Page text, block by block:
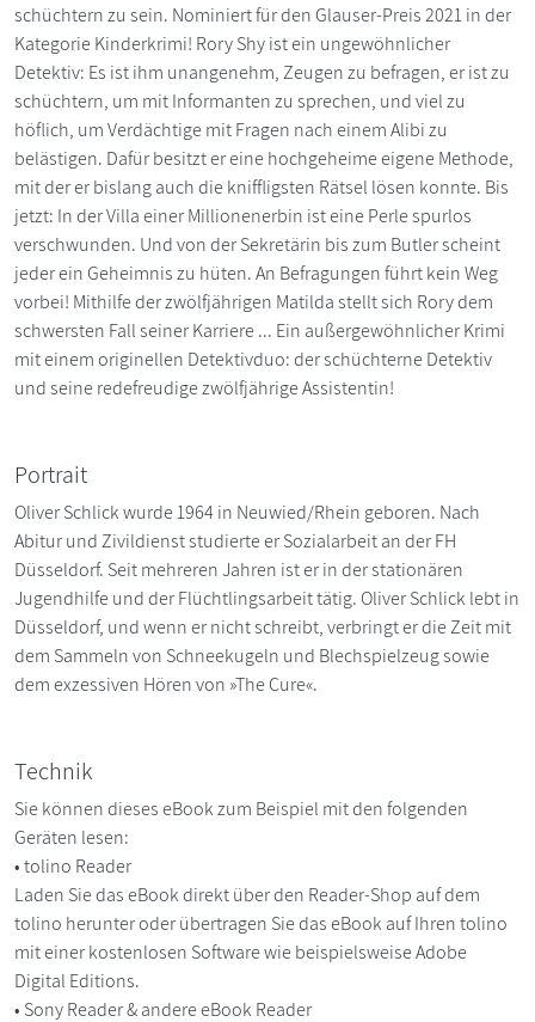
schüchtern zu sein. Nominiert für den Glauser-Preis 2021 in der
Kategorie Kinderkrimi! Rory Shy ist ein ungewöhnlicher
Detektiv: Es ist ihm unangenehm, Zeugen zu befragen, er ist zu
schüchtern, um mit Informanten zu sprechen, und viel zu
höflich, um Verdächtige mit Fragen nach einem Alibi zu
belästigen. Dafür besitzt er eine hochgeheime eigene Methode,
mit der er bislang auch die kniffligsten Rätsel lösen konnte. Bis
jetzt: In der Villa einer Millionenerbin ist eine Perle spurlos
verschwunden. Und von der Sekretärin bis zum Butler scheint
jeder ein Geheimnis zu hüten. An Befragungen führt kein Weg
vorbei! Mithilfe der zwölfjährigen Matilda stellt sich Rory dem
schwersten Fall seiner Karriere ... Ein außergewöhnlicher Krimi
mit einem originellen Detektivduo: der schüchterne Detektiv
und seine redefreudige zwölfjährige Assistentin!
Portrait
Oliver Schlick wurde 1964 in Neuwied/Rhein geboren. Nach
Abitur und Zivildienst studierte er Sozialarbeit an der FH
Düsseldorf. Seit mehreren Jahren ist er in der stationären
Jugendhilfe und der Flüchtlingsarbeit tätig. Oliver Schlick lebt in
Düsseldorf, und wenn er nicht schreibt, verbringt er die Zeit mit
dem Sammeln von Schneekugeln und Blechspielzeug sowie
dem exzessiven Hören von »The Cure«.
Technik
Sie können dieses eBook zum Beispiel mit den folgenden
Geräten lesen:
• tolino Reader
Laden Sie das eBook direkt über den Reader-Shop auf dem
tolino herunter oder übertragen Sie das eBook auf Ihren tolino
mit einer kostenlosen Software wie beispielsweise Adobe
Digital Editions.
• Sony Reader & andere eBook Reader